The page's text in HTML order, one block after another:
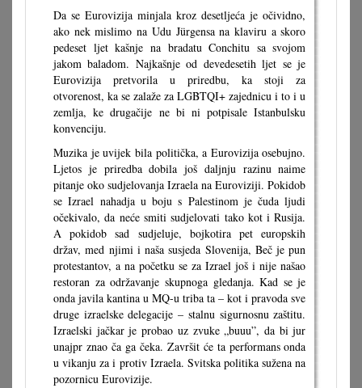
Da se Eurovizija minjala kroz desetljeća je očividno,
ako nek mislimo na Udu Jürgensa na klaviru a skoro
pedeset ljet kašnje na bradatu Conchitu sa svojom
jakom baladom. Najkašnje od devedesetih ljet se je
Eurovizija pretvorila u priredbu, ka stoji za
otvorenost, ka se zalaže za LGBTQI+ zajednicu i to i u
zemlja, ke drugačije ne bi ni potpisale Istanbulsku
konvenciju.
Muzika je uvijek bila politička, a Eurovizija osebujno.
Ljetos je priredba dobila još daljnju razinu naime
pitanje oko sudjelovanja Izraela na Euroviziji. Pokidob
se Izrael nahadja u boju s Palestinom je čuda ljudi
očekivalo, da neće smiti sudjelovati tako kot i Rusija.
A pokidob sad sudjeluje, bojkotira pet europskih
držav, med njimi i naša susjeda Slovenija, Beč je pun
protestantov, a na početku se za Izrael još i nije našao
restoran za održavanje skupnoga gledanja. Kad se je
onda javila kantina u MQ-u triba ta – kot i pravoda sve
druge izraelske delegacije – stalnu sigurnosnu zaštitu.
Izraelski jačkar je probao uz zvuke „buuu”, da bi jur
unajpr znao ča ga čeka. Završit će ta performans onda
u vikanju za i protiv Izraela. Svitska politika sužena na
pozornicu Eurovizije.